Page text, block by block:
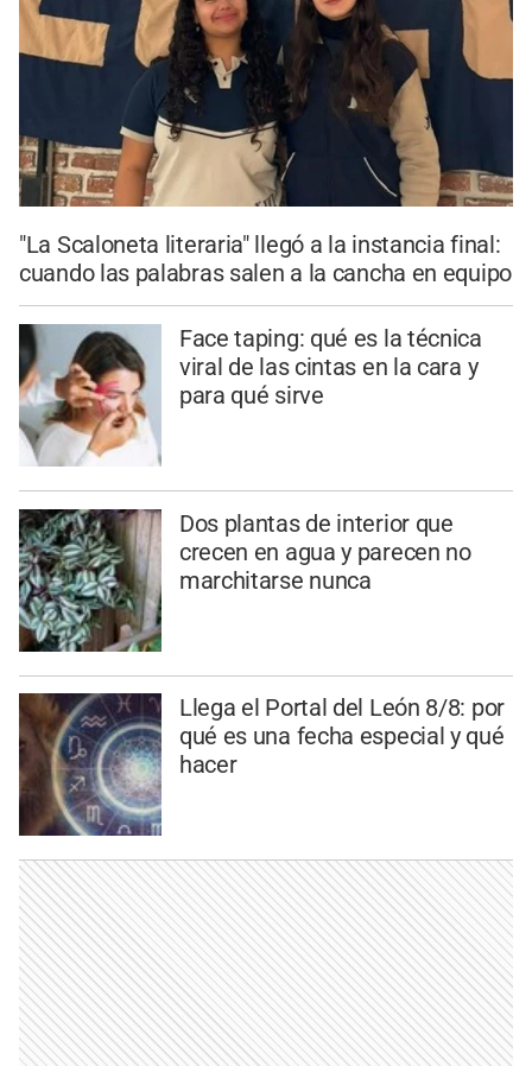
"La Scaloneta literaria" llegó a la instancia final:
cuando las palabras salen a la cancha en equipo
Face taping: qué es la técnica
viral de las cintas en la cara y
para qué sirve
Dos plantas de interior que
crecen en agua y parecen no
marchitarse nunca
Llega el Portal del León 8/8: por
qué es una fecha especial y qué
hacer